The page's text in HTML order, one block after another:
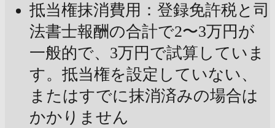
抵当権抹消費用：登録免許税と司
法書士報酬の合計で2〜3万円が
一般的で、3万円で試算していま
す。抵当権を設定していない、
またはすでに抹消済みの場合は
かかりません